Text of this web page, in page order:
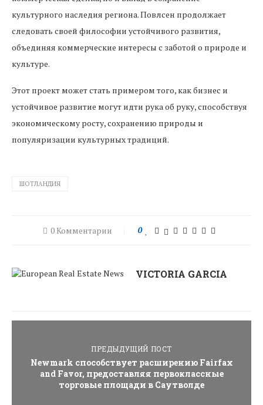
культурного наследия региона. Повлсен продолжает
следовать своей философии устойчивого развития,
объединяя коммерческие интересы с заботой о природе и
культуре.
Этот проект может стать примером того, как бизнес и
устойчивое развитие могут идти рука об руку, способствуя
экономическому росту, сохранению природы и
популяризации культурных традиций.
ШОТЛАНДИЯ
0 Комментарии 0
VICTORIA GARCIA
ПРЕДЫДУЩИЙ ПОСТ
Newmark способствует расширению Fairfax
and Favor, предоставляя первоклассные
торговые площади в Саутволде